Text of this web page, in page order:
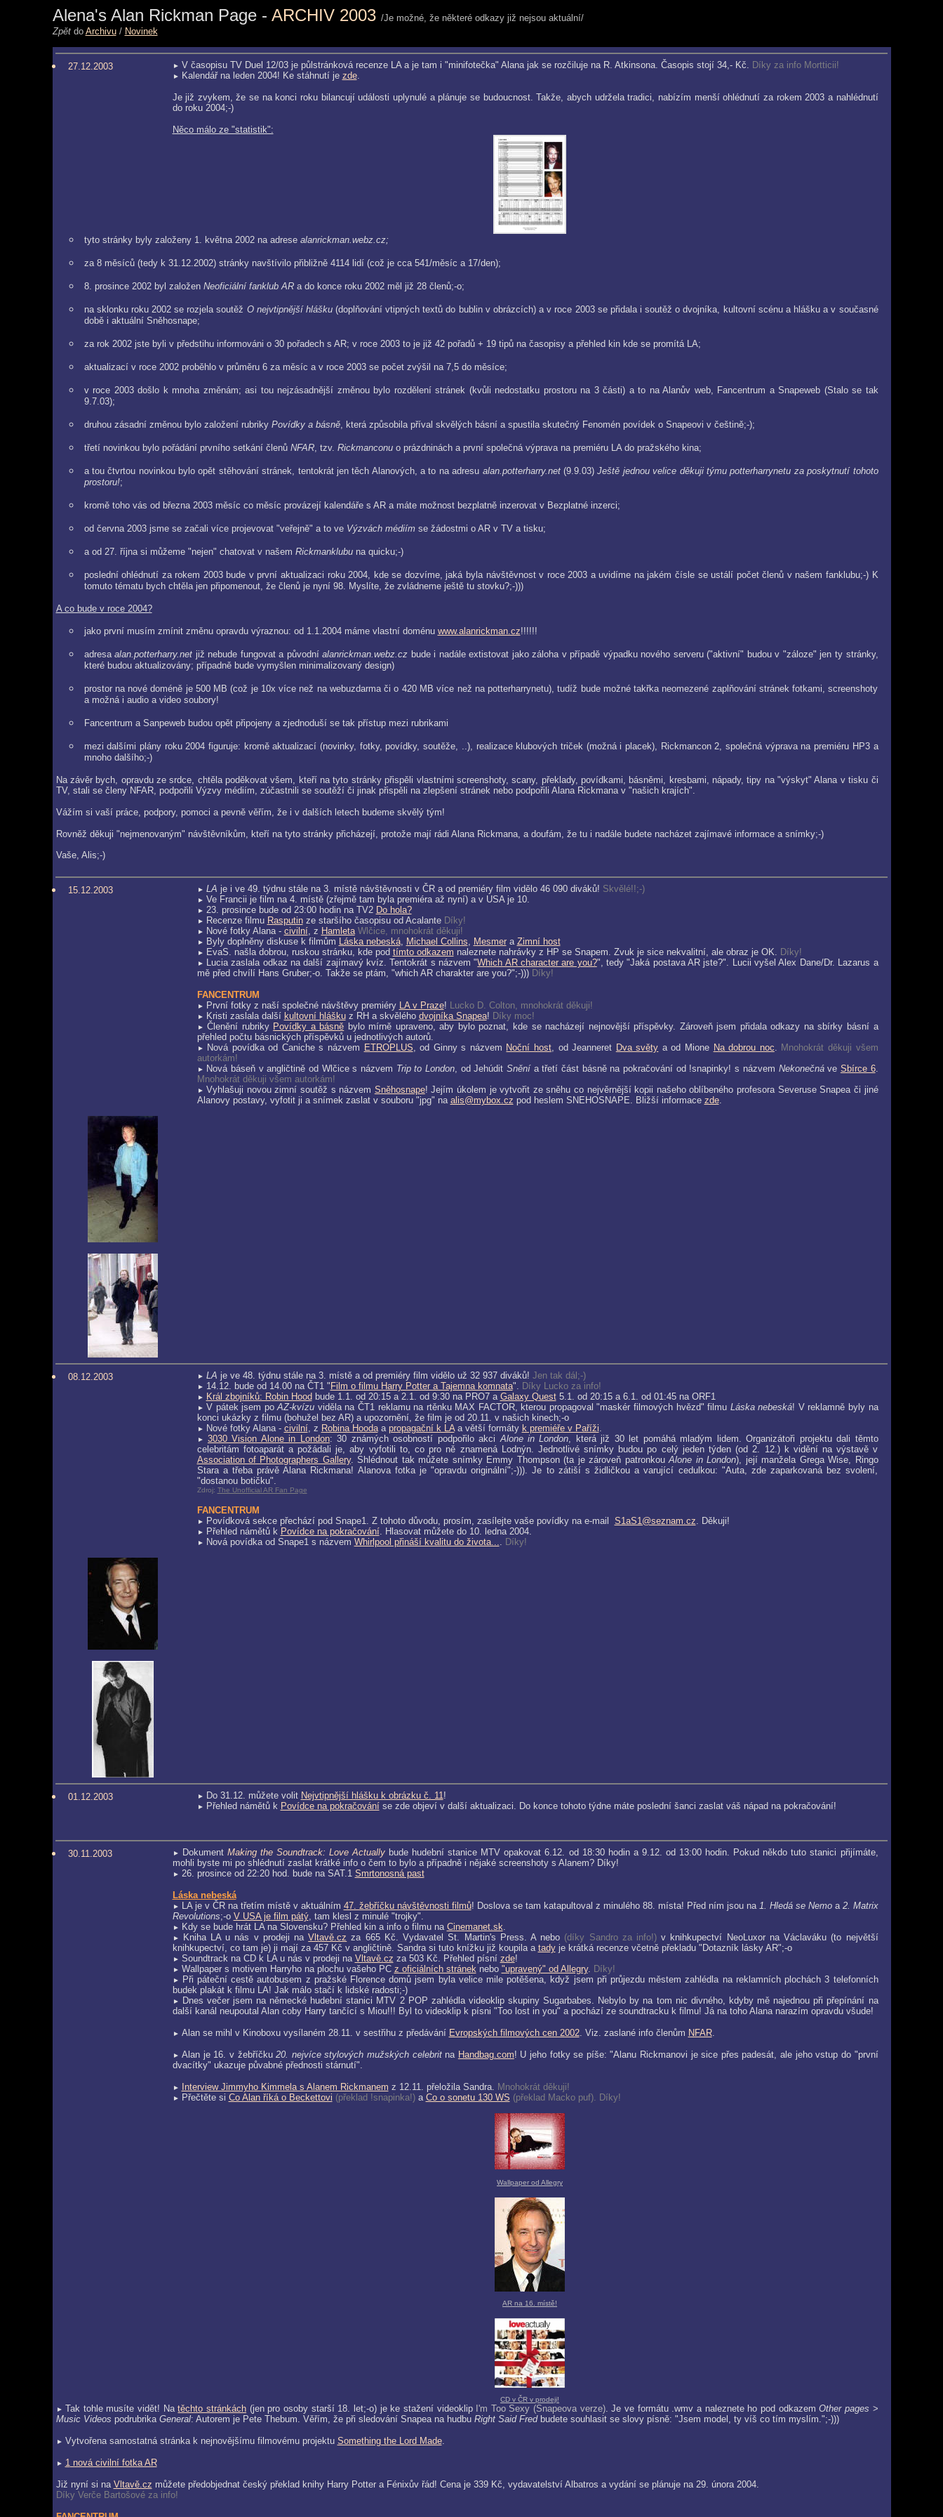
Alena's Alan Rickman Page - ARCHIV 2003 /Je možné, že některé odkazy již nejsou aktuální/
Zpětdo Archivu/ Novinek
27.12.2003 ► V časopisu TV Duel 12/03 je půlstránková recenze LA a je tam i "minifotečka" Alana jak se rozčiluje na R. Atkinsona. Časopis stojí 34,- Kč. Díky za info Mortticii!
► Kalendář na leden 2004! Ke stáhnutí je zde.
Je již zvykem, že se na konci roku bilancují události uplynulé a plánuje se budoucnost. Takže, abych udržela tradici, nabízím menší ohlédnutí za rokem 2003 a nahlédnutí
do roku 2004;-)
Něco málo ze "statistik":
tyto stránky byly založeny 1. května 2002 na adrese alanrickman.webz.cz;
za 8 měsíců (tedy k 31.12.2002) stránky navštívilo přibližně 4114 lidí (což je cca 541/měsíc a 17/den);
8. prosince 2002 byl založen Neoficiální fanklub ARa do konce roku 2002 měl již 28 členů;-o;
na sklonku roku 2002 se rozjela soutěž O nejvtipnější hlášku(doplňování vtipných textů do bublin v obrázcích) a v roce 2003 se přidala i soutěž o dvojníka, kultovní scénu a hlášku a v současné
době i aktuální Sněhosnape;
za rok 2002 jste byli v předstihu informováni o 30 pořadech s AR; v roce 2003 to je již 42 pořadů + 19 tipů na časopisy a přehled kin kde se promítá LA;
aktualizací v roce 2002 proběhlo v průměru 6 za měsíc a v roce 2003 se počet zvýšil na 7,5 do měsíce;
v roce 2003 došlo k mnoha změnám; asi tou nejzásadnější změnou bylo rozdělení stránek (kvůli nedostatku prostoru na 3 části) a to na Alanův web, Fancentrum a Snapeweb (Stalo se tak
9.7.03);
druhou zásadní změnou bylo založení rubriky Povídky a básně, která způsobila příval skvělých básní a spustila skutečný Fenomén povídek o Snapeovi v češtině;-);
třetí novinkou bylo pořádání prvního setkání členů NFAR, tzv. Rickmanconuo prázdninách a první společná výprava na premiéru LA do pražského kina;
a tou čtvrtou novinkou bylo opět stěhování stránek, tentokrát jen těch Alanových, a to na adresu alan.potterharry.net(9.9.03)Ještě jednou velice děkuji týmu potterharrynetu za poskytnutí tohoto
prostoru!;
kromě toho vás od března 2003 měsíc co měsíc provázejí kalendáře s AR a máte možnost bezplatně inzerovat v Bezplatné inzerci;
od června 2003 jsme se začali více projevovat "veřejně" a to ve Výzvách médiímse žádostmi o AR v TV a tisku;
a od 27. října si můžeme "nejen" chatovat v našem Rickmanklubuna quicku;-)
poslední ohlédnutí za rokem 2003 bude v první aktualizaci roku 2004, kde se dozvíme, jaká byla návštěvnost v roce 2003 a uvidíme na jakém čísle se ustálí počet členů v našem fanklubu;-) K
tomuto tématu bych chtěla jen připomenout, že členů je nyní 98. Myslíte, že zvládneme ještě tu stovku?;-)))
A co bude v roce 2004?
jako první musím zmínit změnu opravdu výraznou: od 1.1.2004 máme vlastní doménu www.alanrickman.cz!!!!!!
adresaalan.potterharry.net již nebude fungovat a původníalanrickman.webz.cz bude i nadále extistovat jako záloha v případě výpadku nového serveru ("aktivní" budou v "záloze" jen ty stránky,
které budou aktualizovány; případně bude vymyšlen minimalizovaný design)
prostor na nové doméně je 500 MB (což je 10x více než na webuzdarma či o 420 MB více než na potterharrynetu), tudíž bude možné takřka neomezené zaplňování stránek fotkami, screenshoty
a možná i audio a video soubory!
Fancentrum a Sanpeweb budou opět připojeny a zjednoduší se tak přístup mezi rubrikami
mezi dalšími plány roku 2004 figuruje: kromě aktualizací (novinky, fotky, povídky, soutěže, ..), realizace klubových triček (možná i placek), Rickmancon 2, společná výprava na premiéru HP3 a
mnoho dalšího;-)
Na závěr bych, opravdu ze srdce, chtěla poděkovat všem, kteří na tyto stránky přispěli vlastními screenshoty, scany, překlady, povídkami, básněmi, kresbami, nápady, tipy na "výskyt" Alana v tisku či
TV, stali se členy NFAR, podpořili Výzvy médiím, zúčastnili se soutěží či jinak přispěli na zlepšení stránek nebo podpořili Alana Rickmana v "našich krajích".
Vážím si vaší práce, podpory, pomoci a pevně věřím, že i v dalších letech budeme skvělý tým!
Rovněž děkuji "nejmenovaným" návštěvníkům, kteří na tyto stránky přicházejí, protože mají rádi Alana Rickmana, a doufám, že tu i nadále budete nacházet zajímavé informace a snímky;-)
Vaše, Alis;-)
15.12.2003 ► LA je i ve 49. týdnu stále na 3. místě návštěvnosti v ČR a od premiéry film vidělo 46 090 diváků! Skvělé!!;-)
► Ve Francii je film na 4. místě (zřejmě tam byla premiéra až nyní) a v USA je 10.
► 23. prosince bude od 23:00 hodin na TV2 Do hola?
► Recenze filmu Rasputinze staršího časopisu od Acalante Díky!
► Nové fotky Alana - civilní, z Hamleta Wlčice, mnohokrát děkuji!
► Byly doplněny diskuse k filmům Láska nebeská, Michael Collins, Mesmera Zimní host
► EvaS. našla dobrou, ruskou stránku, kde pod tímto odkazem naleznete nahrávky z HP se Snapem. Zvuk je sice nekvalitní, ale obraz je OK. Díky!
► Lucia zaslala odkaz na další zajímavý kvíz. Tentokrát s názvem "Which AR character are you?", tedy "Jaká postava AR jste?". Lucii vyšel Alex Dane/Dr. Lazarus a
mě před chvílí Hans Gruber;-o. Takže se ptám, "which AR charakter are you?";-))) Díky!
FANCENTRUM
► První fotky z naší společné návštěvy premiéry LA v Praze! Lucko D. Colton, mnohokrát děkuji!
► Kristi zaslala další kultovní hláškuz RH a skvělého dvojníka Snapea! Díky moc!
►Členění rubriky Povídky a básně bylo mírně upraveno, aby bylo poznat, kde se nacházejí nejnovější příspěvky. Zároveň jsem přidala odkazy na sbírky básní a
přehled počtu básnických příspěvků u jednotlivých autorů.
► Nová povídka od Caniche s názvem ETROPLUS, od Ginny s názvem Noční host, od Jeanneret Dva světy a od Mione Na dobrou noc. Mnohokrát děkuji všem
autorkám!
► Nová báseň v angličtině od Wlčice s názvem Trip to London, od JehúditSněnía třetí část básně na pokračování od !snapinky! s názvem Nekonečnáve Sbírce 6.
Mnohokrát děkuji všem autorkám!
► Vyhlašuji novou zimní soutěž s názvem Sněhosnape! Jejím úkolem je vytvořit ze sněhu co nejvěrnější kopii našeho oblíbeného profesora Severuse Snapea či jiné
Alanovy postavy, vyfotit ji a snímek zaslat v souboru "jpg" na alis@mybox.cz pod heslem SNEHOSNAPE. Bližší informace zde.
08.12.2003 ► LA je ve 48. týdnu stále na 3. místě a od premiéry film vidělo už 32 937 diváků! Jen tak dál;-)
► 14.12. bude od 14.00 na ČT1 " Film o filmu Harry Potter a Tajemna komnata". Díky Lucko za info!
► Král zbojníků: Robin Hood bude 1.1. od 20:15 a 2.1. od 9:30 na PRO7 a Galaxy Quest5.1. od 20:15 a 6.1. od 01:45 na ORF1
► V pátek jsem poAZ-kvízu viděla na ČT1 reklamu na rtěnku MAX FACTOR, kterou propagoval "maskér filmových hvězd" filmu Láska nebeská! V reklamně byly na
konci ukázky z filmu (bohužel bez AR) a upozornění, že film je od 20.11. v našich kinech;-o
► Nové fotky Alana - civilní, z Robina Hoodaa propagační k LAa větší formáty k premiéře v Paříži.
► 3030 Vision Alone in London: 30 známých osobností podpořilo akciAlone in London, která již 30 let pomáhá mladým lidem. Organizátoři projektu dali těmto
celebritám fotoaparát a požádali je, aby vyfotili to, co pro ně znamená Lodnýn. Jednotlivé snímky budou po celý jeden týden (od 2. 12.) k vidění na výstavě v
Association of Photographers Gallery. Shlédnout tak můžete snímky Emmy Thompson (ta je zároveň patronkouAlone in London), její manžela Grega Wise, Ringo
Stara a třeba právě Alana Rickmana! Alanova fotka je "opravdu originální";-))). Je to zátiší s židličkou a varující cedulkou: "Auta, zde zaparkovaná bez svolení,
"dostanou botičku".
Zdroj: The Unofficial AR Fan Page
FANCENTRUM
► Povídková sekce přechází pod Snape1. Z tohoto důvodu, prosím, zasílejte vaše povídky na e-mail S1aS1@seznam.cz. Děkuji!
► Přehled námětů k Povídce na pokračování. Hlasovat můžete do 10. ledna 2004.
► Nová povídka od Snape1 s názvem Whirlpool přináší kvalitu do života.... Díky!
01.12.2003 ► Do 31.12. můžete volit Nejvtipnější hlášku k obrázku č. 11!
► Přehled námětů k Povídce na pokračováníse zde objeví v další aktualizaci. Do konce tohoto týdne máte poslední šanci zaslat váš nápad na pokračování!
30.11.2003 ► Dokument Making the Soundtrack: Love Actually bude hudební stanice MTV opakovat 6.12. od 18:30 hodin a 9.12. od 13:00 hodin. Pokud někdo tuto stanici přijímáte,
mohli byste mi po shlédnutí zaslat krátké info o čem to bylo a případně i nějaké screenshoty s Alanem? Díky!
► 26. prosince od 22:20 hod. bude na SAT.1 Smrtonosná past
Láska nebeská
► LA je v ČR na třetím místě v aktuálním 47. žebříčku návštěvnosti filmů! Doslova se tam katapultoval z minulého 88. místa! Před ním jsou na 1. Hledá se Nemoa 2. Matrix
Revolutions;-o V USA je film pátý, tam klesl z minulé "trojky".
► Kdy se bude hrát LA na Slovensku? Přehled kin a info o filmu na Cinemanet.sk.
► Kniha LA u nás v prodeji naVltavě.cz za 665 Kč. Vydavatel St. Martin's Press. A nebo (díky Sandro za info!) v knihkupectví NeoLuxor na Václaváku (to největší
knihkupectví, co tam je) ji mají za 457 Kč v angličtině. Sandra si tuto knížku již koupila a tadyje krátká recenze včetně překladu "Dotazník lásky AR";-o
► Soundtrack na CD k LA u nás v prodeji na Vltavě.cz za 503 Kč. Přehled písní zde!
► Wallpaper s motivem Harryho na plochu vašeho PC z oficiálních stráneknebo "upravený" od Allegry. Díky!
►
Při páteční cestě autobusem z pražské Florence domů jsem byla velice mile potěšena, když jsem při průjezdu městem zahlédla na reklamních plochách 3 telefonních
budek plakát k filmu LA! Jak málo stačí k lidské radosti;-)
►
Dnes večer jsem na německé hudební stanici MTV 2 POP zahlédla videoklip skupiny Sugarbabes. Nebylo by na tom nic divného, kdyby mě najednou při přepínání na
další kanál neupoutal Alan coby Harry tančící s Miou!!! Byl to videoklip k písni "Too lost in you" a pochází ze soundtracku k filmu! Já na toho Alana narazím opravdu všude!
► Alan se mihl v Kinoboxu vysílaném 28.11. v sestřihu z předávání Evropských filmových cen 2002. Viz. zaslané info členům NFAR.
►Alan je 16. v žebříčku20. nejvíce stylových mužských celebritna Handbag.com! U jeho fotky se píše: "Alanu Rickmanovi je sice přes padesát, ale jeho vstup do "první
dvacítky" ukazuje půvabné přednosti stárnutí".
► Interview Jimmyho Kimmela s Alanem Rickmanem z 12.11. přeložila Sandra. Mnohokrát děkuji!
► Přečtěte si Co Alan říká o Beckettovi (překlad !snapinka!)a Co o sonetu 130 WS (překlad Macko puf). Díky!
Wallpaper od Allegry
AR na 16. místě!
CD v ČR v prodeji!
► Tak tohle musíte vidět! Natěchto stránkách (jen pro osoby starší 18. let;-o) je ke stažení videoklip I'm Too Sexy (Snapeova verze). Je ve formátu .wmv a naleznete ho pod odkazemOther pages >
Music Videos podrubrika General: Autorem je Pete Thebum. Věřím, že při sledování Snapea na hudbu Right Said Fredbudete souhlasit se slovy písně: "Jsem model, ty víš co tím myslím.";-)))
► Vytvořena samostatná stránka k nejnovějšímu filmovému projektu Something the Lord Made.
► 1nová civilní fotka AR
Již nyní si na Vltavě.cz můžete předobjednat český překlad knihy Harry Potter a Fénixův řád! Cena je 339 Kč, vydavatelství Albatros a vydání se plánuje na 29. února 2004.
Díky Verče Bartošové za info!